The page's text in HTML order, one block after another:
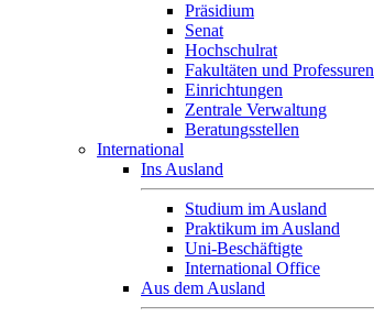
Präsidium
Senat
Hochschulrat
Fakultäten und Professuren
Einrichtungen
Zentrale Verwaltung
Beratungsstellen
International
Ins Ausland
Studium im Ausland
Praktikum im Ausland
Uni-Beschäftigte
International Office
Aus dem Ausland